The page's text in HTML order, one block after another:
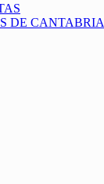
DE CANTABRIA